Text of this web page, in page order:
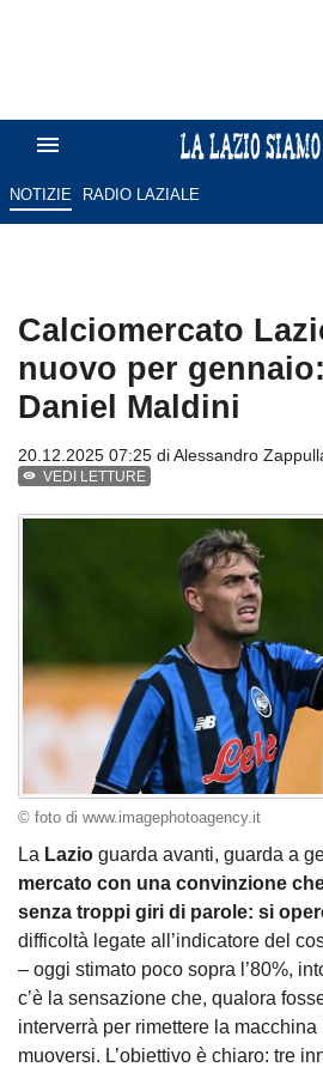
NOTIZIE RADIO LAZIALE
Calciomercato
nuovo per
Daniel Maldini
20.12.2025 07:25 diAlessandro
VEDI LETTURE
© foto di www.imagephotoagency.it
La Lazio guarda avanti, guarda a
mercato con una convinzione
senza troppi giri di parole: si
difficoltà legate all’indicatore del
– oggi stimato poco sopra l’80%,
c’è la sensazione che, qualora
interverrà per rimettere la
muoversi. L’obiettivo è chiaro: tre